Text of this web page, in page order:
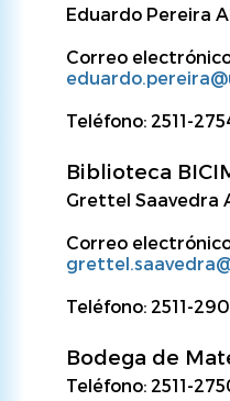
Eduardo Pereira
Correo
Teléfono: 2511-
Biblioteca
Grettel Saavedra
Correo
Teléfono: 2511-
Bodega de
Teléfono: 2511-